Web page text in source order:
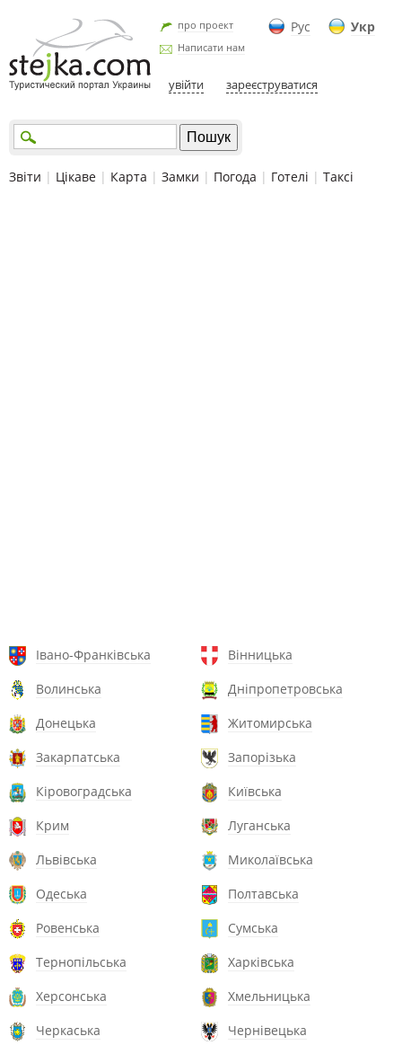
Рус Укр
про проект
Написати нам
увійти зареєструватися
Звіти | Цікаве | Карта | Замки | Погода | Готелі | Таксі
Івано-Франківська
Вінницька
Волинська
Дніпропетровська
Донецька
Житомирська
Закарпатська
Запорізька
Кіровоградська
Київська
Крим
Луганська
Львівська
Миколаївська
Одеська
Полтавська
Ровенська
Сумська
Тернопільська
Харківська
Херсонська
Хмельницька
Черкаська
Чернівецька